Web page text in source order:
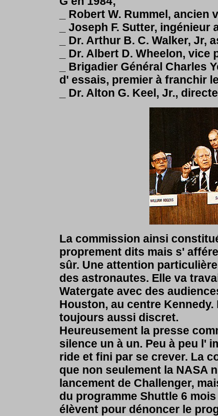
_ Robert W. Rummel,
_ Joseph F. Sutter,
_ Dr. Arthur B. C. Walker,
_ Dr. Albert D. Wheelon,
_ Brigadier Général Charles
d' essais, premier à franchir
_ Dr. Alton G. Keel, Jr.,
La commission ainsi
proprement dits mais s'
sûr. Une attention
des astronautes. Elle va
Watergate avec des
Houston, au centre
toujours aussi discret.
Heureusement la presse
silence un à un. Peu à peu l'
ride et fini par se crever. La
que non seulement la NASA
lancement de Challenger,
du programme Shuttle 6
élèvent pour dénoncer le